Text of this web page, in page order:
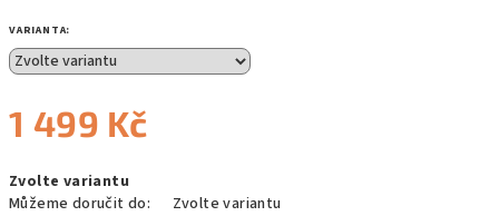
VARIANTA:
1 499 Kč
cena:
Zvolte variantu
Můžeme doručit do:
Zvolte variantu